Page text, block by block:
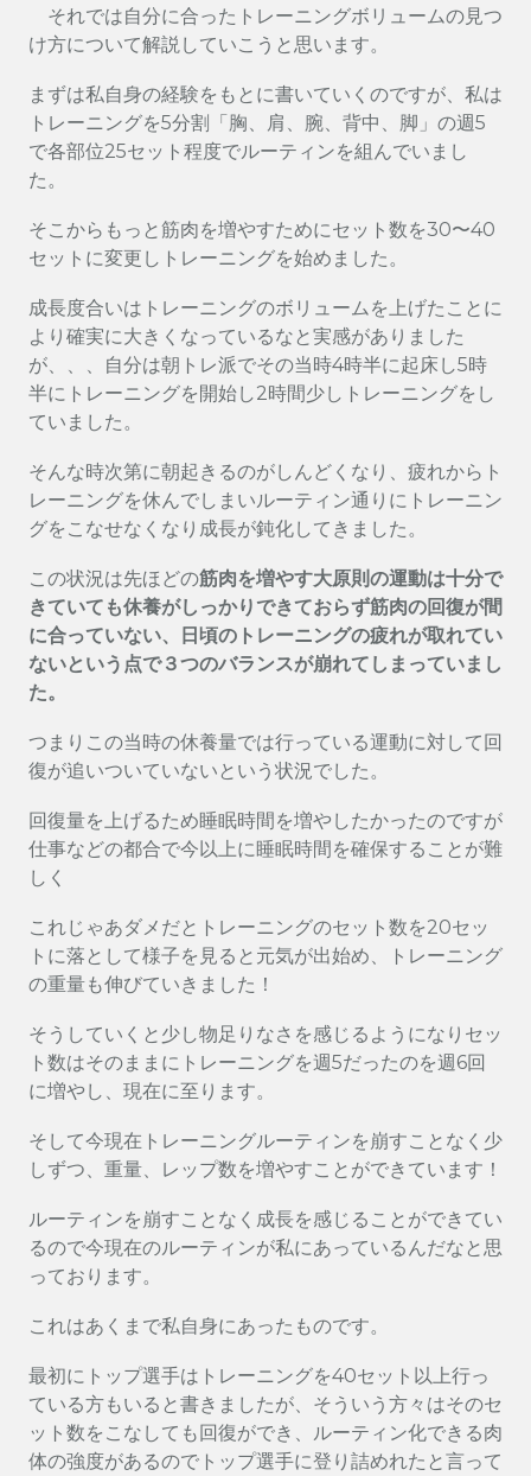
それでは自分に合ったトレーニングボリュームの見つ
け方について解説していこうと思います。
まずは私自身の経験をもとに書いていくのですが、私は
トレーニングを5分割「胸、肩、腕、背中、脚」の週5
で各部位25セット程度でルーティンを組んでいまし
た。
そこからもっと筋肉を増やすためにセット数を30〜40
セットに変更しトレーニングを始めました。
成長度合いはトレーニングのボリュームを上げたことに
より確実に大きくなっているなと実感がありました
が、、、自分は朝トレ派でその当時4時半に起床し5時
半にトレーニングを開始し2時間少しトレーニングをし
ていました。
そんな時次第に朝起きるのがしんどくなり、疲れからト
レーニングを休んでしまいルーティン通りにトレーニン
グをこなせなくなり成長が鈍化してきました。
この状況は先ほどの筋肉を増やす大原則の運動は十分で
きていても休養がしっかりできておらず筋肉の回復が間
に合っていない、日頃のトレーニングの疲れが取れてい
ないという点で３つのバランスが崩れてしまっていまし
た。
つまりこの当時の休養量では行っている運動に対して回
復が追いついていないという状況でした。
回復量を上げるため睡眠時間を増やしたかったのですが
仕事などの都合で今以上に睡眠時間を確保することが難
しく
これじゃあダメだとトレーニングのセット数を20セッ
トに落として様子を見ると元気が出始め、トレーニング
の重量も伸びていきました！
そうしていくと少し物足りなさを感じるようになりセッ
ト数はそのままにトレーニングを週5だったのを週6回
に増やし、現在に至ります。
そして今現在トレーニングルーティンを崩すことなく少
しずつ、重量、レップ数を増やすことができています！
ルーティンを崩すことなく成長を感じることができてい
るので今現在のルーティンが私にあっているんだなと思
っております。
これはあくまで私自身にあったものです。
最初にトップ選手はトレーニングを40セット以上行っ
ている方もいると書きましたが、そういう方々はそのセ
ット数をこなしても回復ができ、ルーティン化できる肉
体の強度があるのでトップ選手に登り詰めれたと言って